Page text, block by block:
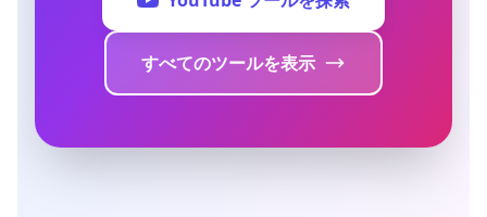
すべてのツールを表示